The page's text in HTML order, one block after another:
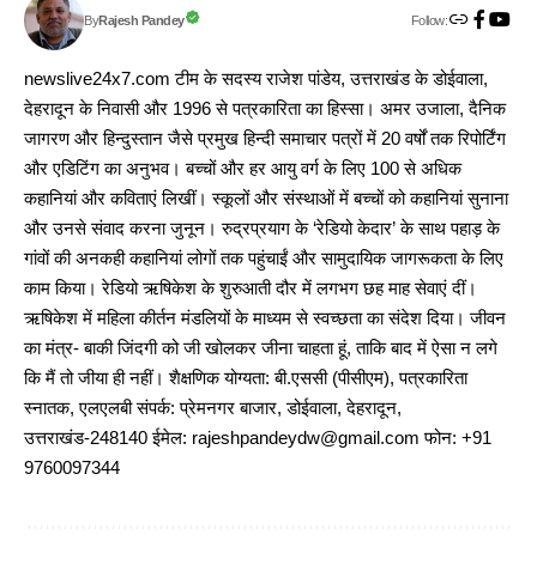
ByRajesh Pandey Follow:
newslive24x7.com टीम के सदस्य राजेश पांडेय, उत्तराखंड के डोईवाला,
देहरादून के निवासी और 1996 से पत्रकारिता का हिस्सा। अमर उजाला, दैनिक
जागरण और हिन्दुस्तान जैसे प्रमुख हिन्दी समाचार पत्रों में 20 वर्षों तक रिपोर्टिंग
और एडिटिंग का अनुभव। बच्चों और हर आयु वर्ग के लिए 100 से अधिक
कहानियां और कविताएं लिखीं। स्कूलों और संस्थाओं में बच्चों को कहानियां सुनाना
और उनसे संवाद करना जुनून। रुद्रप्रयाग के ‘रेडियो केदार’ के साथ पहाड़ के
गांवों की अनकही कहानियां लोगों तक पहुंचाईं और सामुदायिक जागरूकता के लिए
काम किया। रेडियो ऋषिकेश के शुरुआती दौर में लगभग छह माह सेवाएं दीं।
ऋषिकेश में महिला कीर्तन मंडलियों के माध्यम से स्वच्छता का संदेश दिया। जीवन
का मंत्र- बाकी जिंदगी को जी खोलकर जीना चाहता हूं, ताकि बाद में ऐसा न लगे
कि मैं तो जीया ही नहीं। शैक्षणिक योग्यता: बी.एससी (पीसीएम), पत्रकारिता
स्नातक, एलएलबी संपर्क: प्रेमनगर बाजार, डोईवाला, देहरादून,
उत्तराखंड-248140 ईमेल: rajeshpandeydw@gmail.com फोन: +91
9760097344